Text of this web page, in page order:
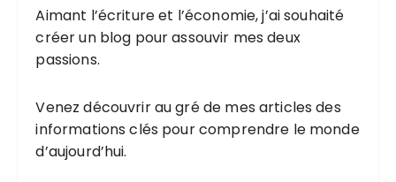
Aimant l’écriture et l’économie, j’ai souhaité
créer un blog pour assouvir mes deux
passions.
Venez découvrir au gré de mes articles des
informations clés pour comprendre le monde
d’aujourd’hui.